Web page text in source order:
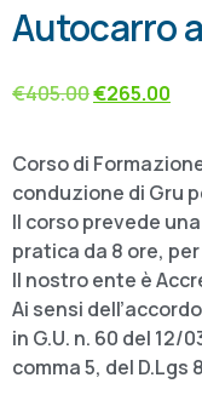
Autocarro
€405.00€265.00
Corso di
conduzione di Gru
Il corso prevede
pratica da 8 ore,
Il nostro ente è
Ai sensi
in G.U. n. 60 del 12/
comma 5, del D.Lgs